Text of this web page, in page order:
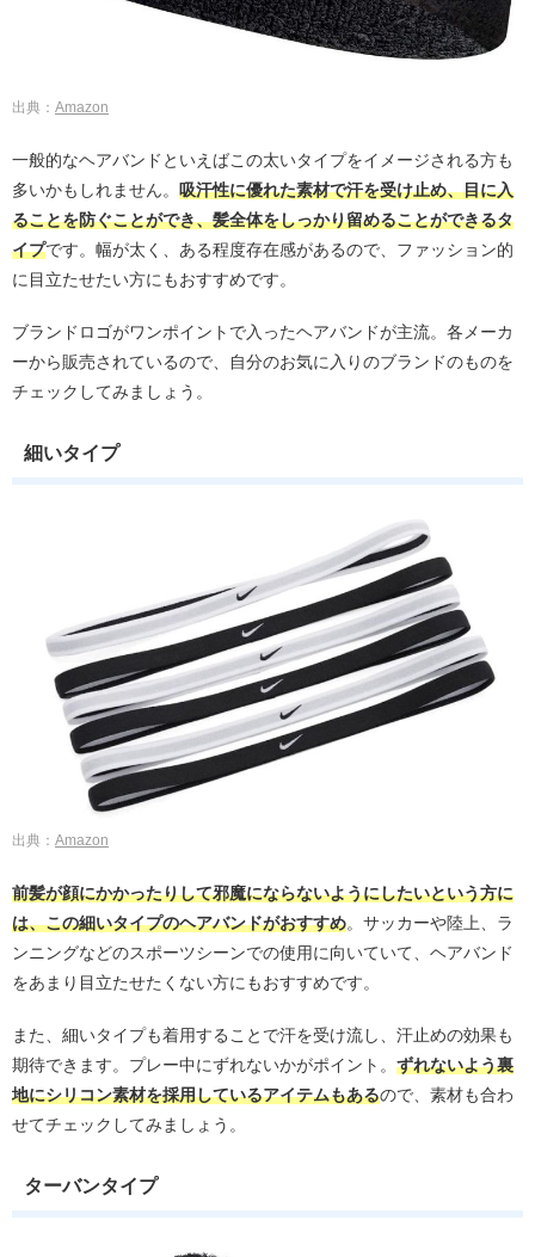
出典： Amazon
一般的なヘアバンドといえばこの太いタイプをイメージされる方も
多いかもしれません。 吸汗性に優れた素材で汗を受け止め、目に入
ることを防ぐことができ、髪全体をしっかり留めることができるタ
イプです。幅が太く、ある程度存在感があるので、ファッション的
に目立たせたい方にもおすすめです。
ブランドロゴがワンポイントで入ったヘアバンドが主流。各メーカ
ーから販売されているので、自分のお気に入りのブランドのものを
チェックしてみましょう。
細いタイプ
出典： Amazon
前髪が顔にかかったりして邪魔にならないようにしたいという方に
は、この細いタイプのヘアバンドがおすすめ。サッカーや陸上、ラ
ンニングなどのスポーツシーンでの使用に向いていて、ヘアバンド
をあまり目立たせたくない方にもおすすめです。
また、細いタイプも着用することで汗を受け流し、汗止めの効果も
期待できます。プレー中にずれないかがポイント。 ずれないよう裏
地にシリコン素材を採用しているアイテムもあるので、素材も合わ
せてチェックしてみましょう。
ターバンタイプ